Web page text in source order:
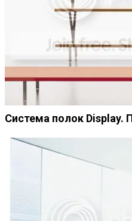
Система полок Display.